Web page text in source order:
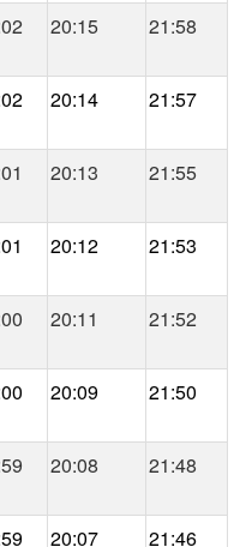
20:15 21:58
20:14 21:57
20:13 21:55
20:12 21:53
20:11 21:52
20:09 21:50
20:08 21:48
20:07 21:46